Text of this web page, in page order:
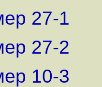
27-1
27-2
10-3